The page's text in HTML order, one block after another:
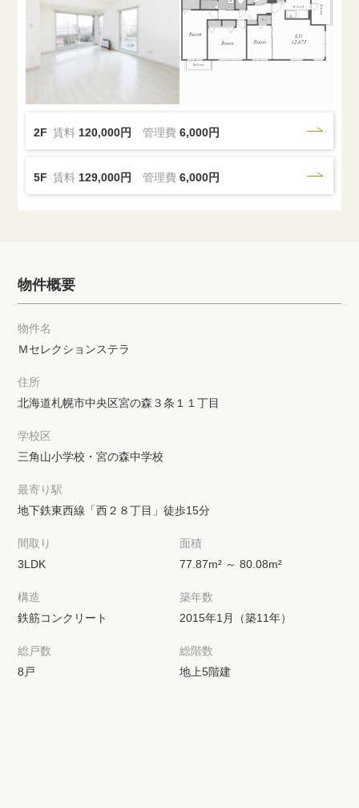
2F 賃料 120,000円 管理費6,000円
5F 賃料 129,000円 管理費6,000円
物件概要
物件名
Ｍセレクションステラ
住所
北海道札幌市中央区宮の森３条１１丁目
学校区
三角山小学校・宮の森中学校
最寄り駅
地下鉄東西線「西２８丁目」徒歩15分
間取り
3LDK
面積
77.87m² ～ 80.08m²
構造
鉄筋コンクリート
築年数
2015年1月（築11年）
総戸数
8戸
総階数
地上5階建